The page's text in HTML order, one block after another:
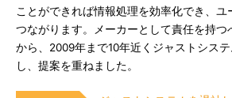
ことができれば情報処理を効率化でき、ユ
つながります。メーカーとして責任を持つ
から、2009年まで10年近くジャストシス
し、提案を重ねました。